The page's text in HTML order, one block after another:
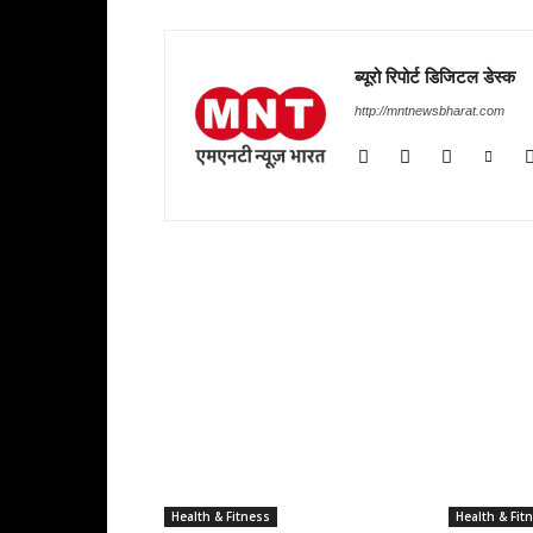
ब्यूरो रिपोर्ट डिजिटल डेस्क
http://mntnewsbharat.com
Health & Fitness Health &